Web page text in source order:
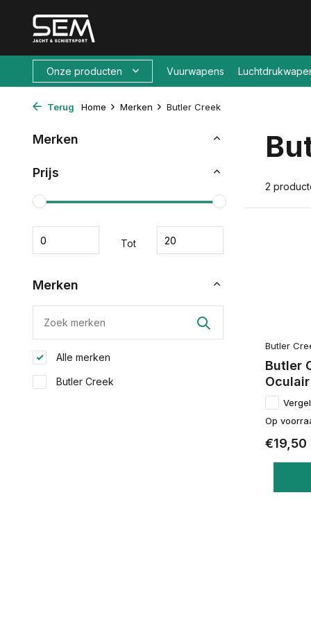
Onze producten Vuurwapens
Terug Home Merken Butler Creek
Merken
Prijs
Tot
Merken
Alle merken
Butler Creek
2
Butler
Butler
Oculair
Op
€19,50